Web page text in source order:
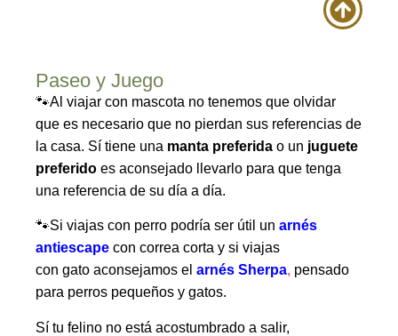
Paseo y Juego
🐾Al viajar con mascota no tenemos que olvidar
que es necesario que no pierdan sus referencias de
la casa. Sí tiene una manta preferida o un juguete
preferido es aconsejado llevarlo para que tenga
una referencia de su día a día.
🐾Si viajas con perro podría ser útil un arnés
antiescape con correa corta y si viajas
con gato aconsejamos el arnés Sherpa, pensado
para perros pequeños y gatos.
Sí tu felino no está acostumbrado a salir,